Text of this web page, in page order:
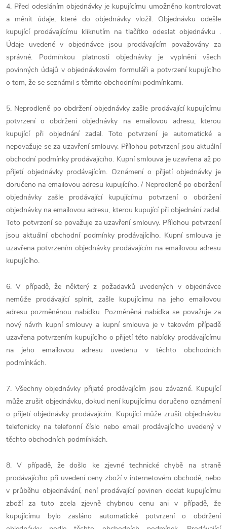
4. Před odesláním objednávky je kupujícímu umožněno kontrolovat
a měnit údaje, které do objednávky vložil. Objednávku odešle
kupující prodávajícímu kliknutím na tlačítko odeslat objednávku .
Údaje uvedené v objednávce jsou prodávajícím považovány za
správné. Podmínkou platnosti objednávky je vyplnění všech
povinných údajů v objednávkovém formuláři a potvrzení kupujícího
o tom, že se seznámil s těmito obchodními podmínkami.
5. Neprodleně po obdržení objednávky zašle prodávající kupujícímu
potvrzení o obdržení objednávky na emailovou adresu, kterou
kupující při objednání zadal. Toto potvrzení je automatické a
nepovažuje se za uzavření smlouvy. Přílohou potvrzení jsou aktuální
obchodní podmínky prodávajícího. Kupní smlouva je uzavřena až po
přijetí objednávky prodávajícím. Oznámení o přijetí objednávky je
doručeno na emailovou adresu kupujícího. / Neprodleně po obdržení
objednávky zašle prodávající kupujícímu potvrzení o obdržení
objednávky na emailovou adresu, kterou kupující při objednání zadal.
Toto potvrzení se považuje za uzavření smlouvy. Přílohou potvrzení
jsou aktuální obchodní podmínky prodávajícího. Kupní smlouva je
uzavřena potvrzením objednávky prodávajícím na emailovou adresu
kupujícího.
6. V případě, že některý z požadavků uvedených v objednávce
nemůže prodávající splnit, zašle kupujícímu na jeho emailovou
adresu pozměněnou nabídku. Pozměněná nabídka se považuje za
nový návrh kupní smlouvy a kupní smlouva je v takovém případě
uzavřena potvrzením kupujícího o přijetí této nabídky prodávajícímu
na jeho emailovou adresu uvedenu v těchto obchodních
podmínkách.
7. Všechny objednávky přijaté prodávajícím jsou závazné. Kupující
může zrušit objednávku, dokud není kupujícímu doručeno oznámení
o přijetí objednávky prodávajícím. Kupující může zrušit objednávku
telefonicky na telefonní číslo nebo email prodávajícího uvedený v
těchto obchodních podmínkách.
8. V případě, že došlo ke zjevné technické chybě na straně
prodávajícího při uvedení ceny zboží v internetovém obchodě, nebo
v průběhu objednávání, není prodávající povinen dodat kupujícímu
zboží za tuto zcela zjevně chybnou cenu ani v případě, že
kupujícímu bylo zasláno automatické potvrzení o obdržení